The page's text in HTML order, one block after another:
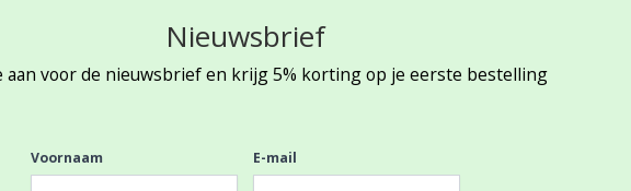
Nieuwsbrief
aan voor de nieuwsbrief en krijg 5% korting op je eerste bestelling
Voornaam E-mail